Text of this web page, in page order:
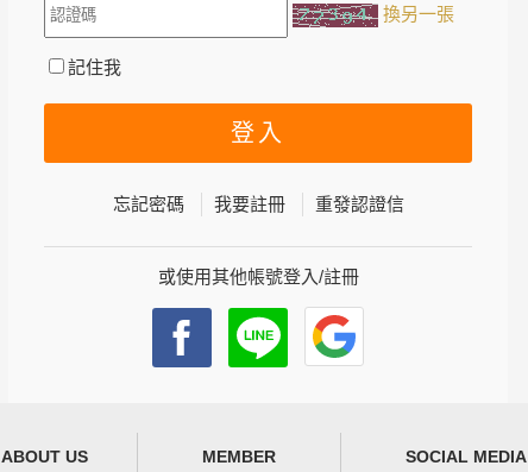
換另一張
記住我
忘記密碼 我要註冊 重發認證信
或使用其他帳號登入/註冊
ABOUT US MEMBER SOCIAL MEDIA